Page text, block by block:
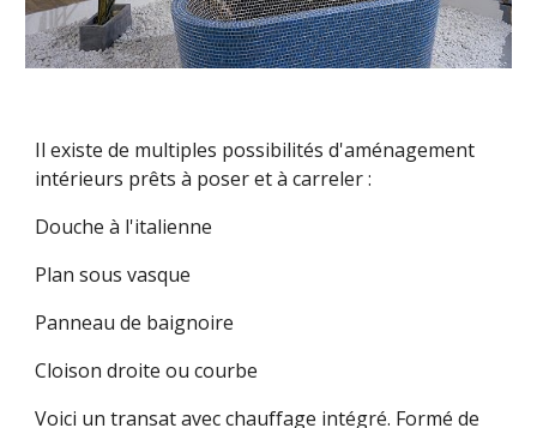
Il existe de multiples possibilités d'aménagement
intérieurs prêts à poser et à carreler :
Douche à l'italienne
Plan sous vasque
Panneau de baignoire
Cloison droite ou courbe
Voici un transat avec chauffage intégré. Formé de